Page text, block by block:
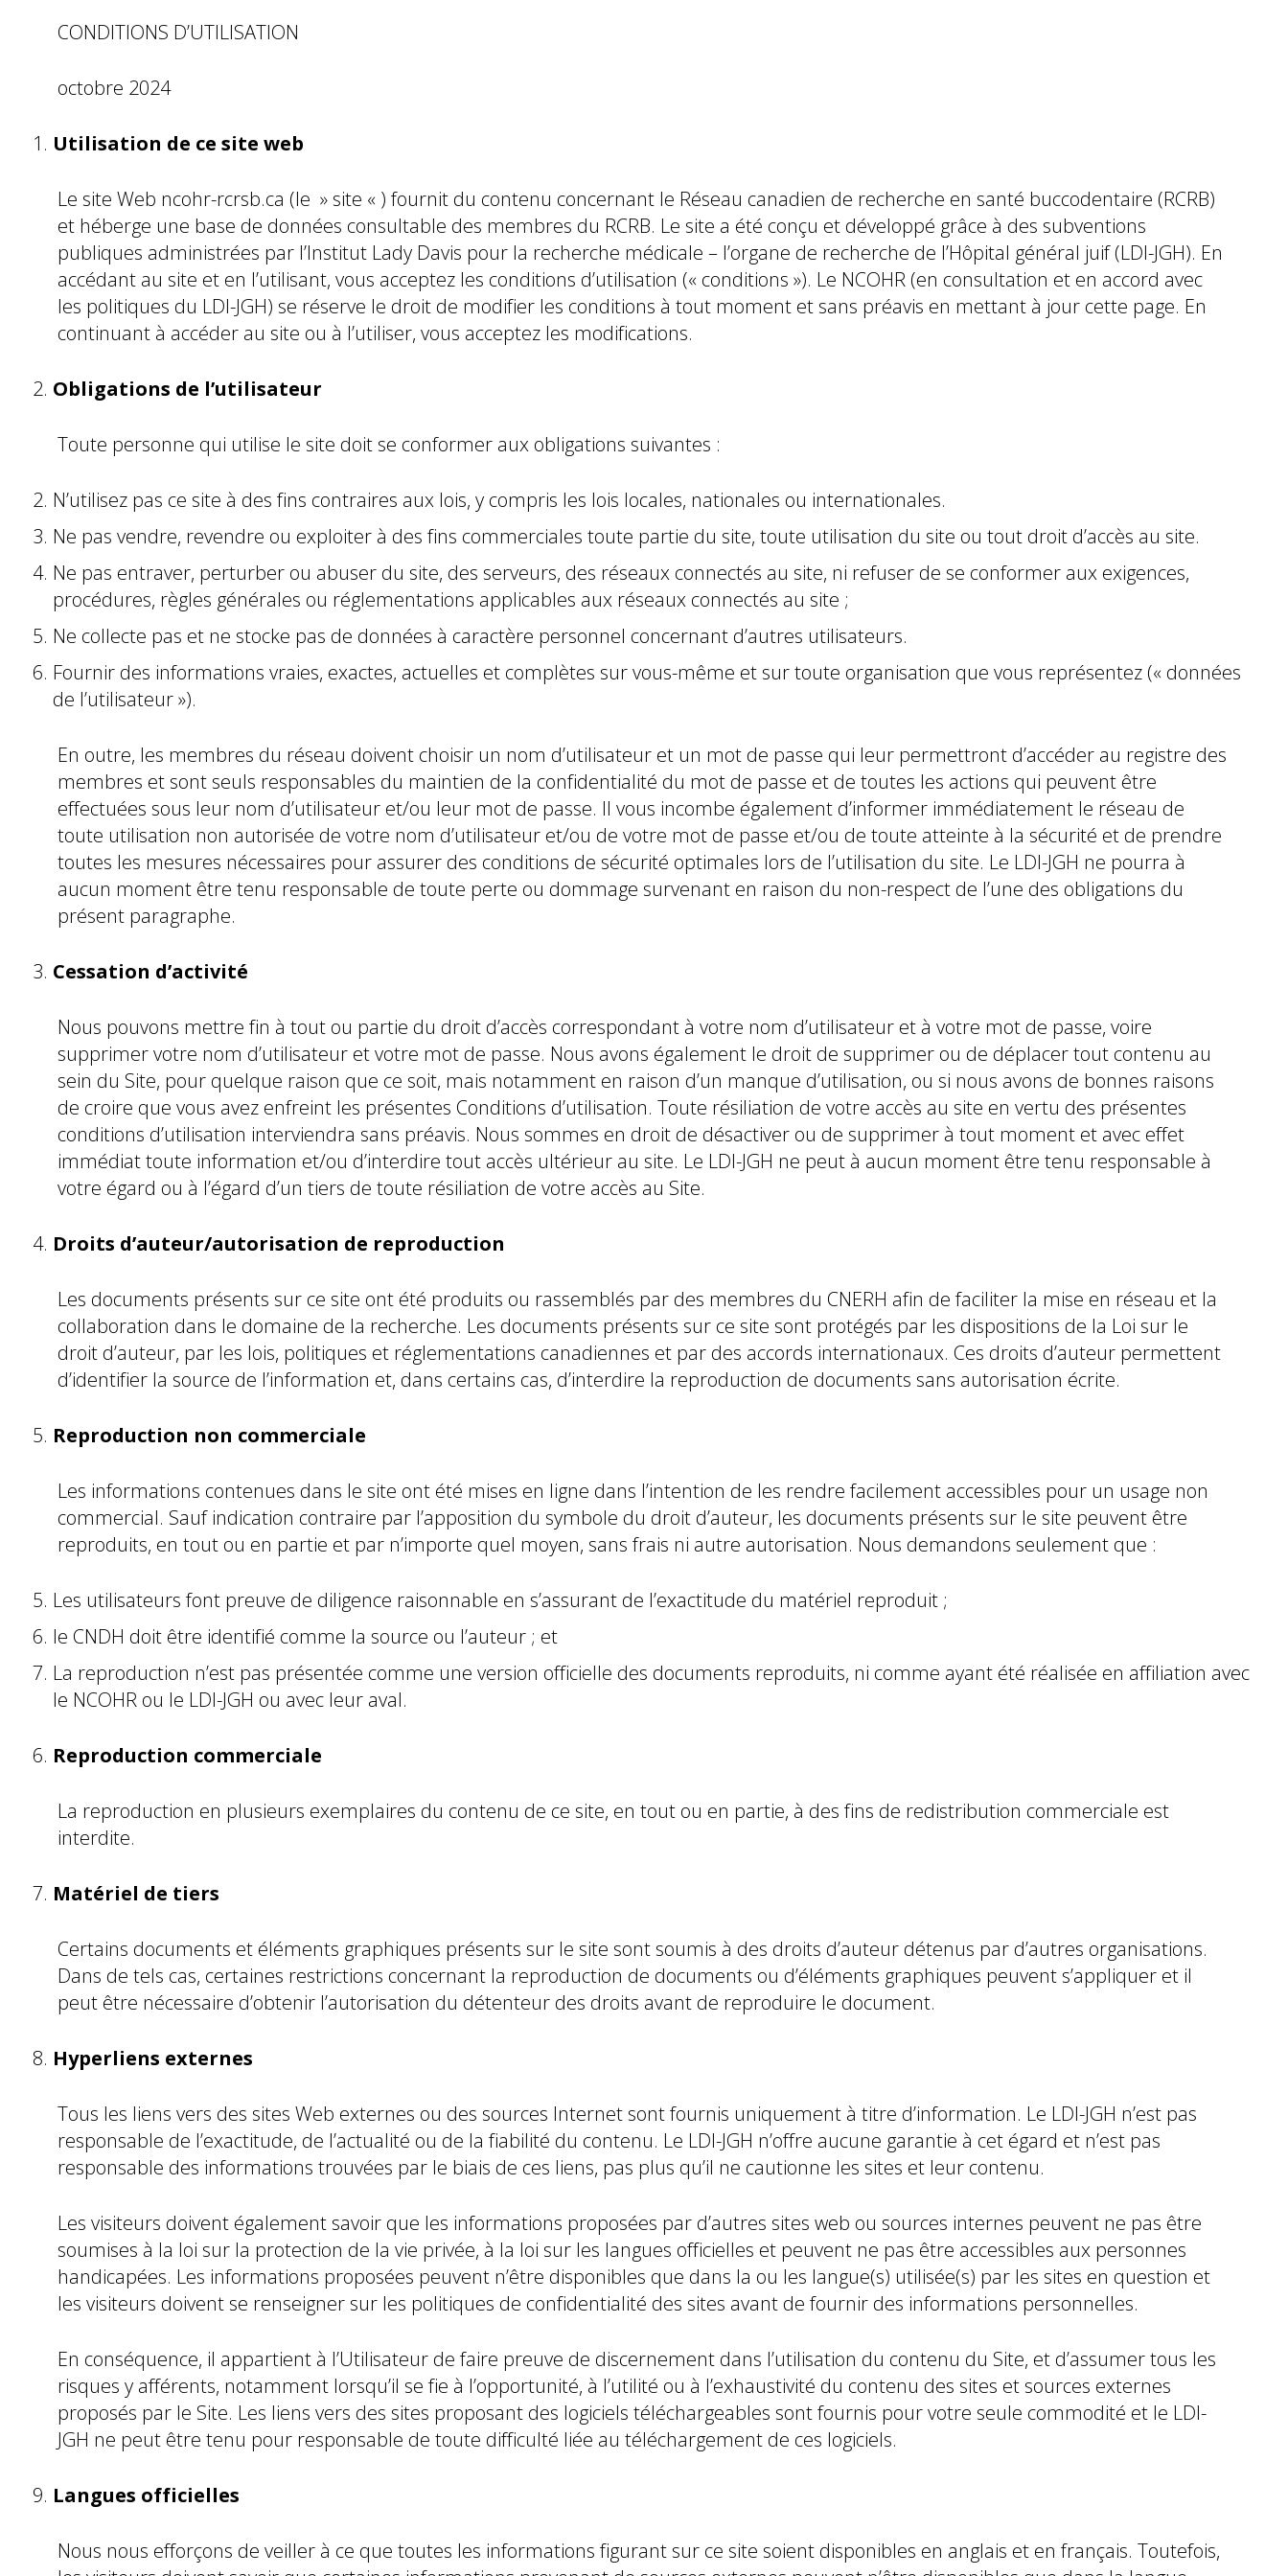
CONDITIONS D’UTILISATION
octobre 2024
Utilisation de ce site web
Le site Web ncohr-rcrsb.ca (le » site « ) fournit du contenu concernant le Réseau canadien de recherche en santé buccodentaire (RCRB)
et héberge une base de données consultable des membres du RCRB. Le site a été conçu et développé grâce à des subventions
publiques administrées par l’Institut Lady Davis pour la recherche médicale – l’organe de recherche de l’Hôpital général juif (LDI-JGH). En
accédant au site et en l’utilisant, vous acceptez les conditions d’utilisation (« conditions »). Le NCOHR (en consultation et en accord avec
les politiques du LDI-JGH) se réserve le droit de modifier les conditions à tout moment et sans préavis en mettant à jour cette page. En
continuant à accéder au site ou à l’utiliser, vous acceptez les modifications.
Obligations de l’utilisateur
Toute personne qui utilise le site doit se conformer aux obligations suivantes :
N’utilisez pas ce site à des fins contraires aux lois, y compris les lois locales, nationales ou internationales.
Ne pas vendre, revendre ou exploiter à des fins commerciales toute partie du site, toute utilisation du site ou tout droit d’accès au site.
Ne pas entraver, perturber ou abuser du site, des serveurs, des réseaux connectés au site, ni refuser de se conformer aux exigences,
procédures, règles générales ou réglementations applicables aux réseaux connectés au site ;
Ne collecte pas et ne stocke pas de données à caractère personnel concernant d’autres utilisateurs.
Fournir des informations vraies, exactes, actuelles et complètes sur vous-même et sur toute organisation que vous représentez (« données
de l’utilisateur »).
En outre, les membres du réseau doivent choisir un nom d’utilisateur et un mot de passe qui leur permettront d’accéder au registre des
membres et sont seuls responsables du maintien de la confidentialité du mot de passe et de toutes les actions qui peuvent être
effectuées sous leur nom d’utilisateur et/ou leur mot de passe. Il vous incombe également d’informer immédiatement le réseau de
toute utilisation non autorisée de votre nom d’utilisateur et/ou de votre mot de passe et/ou de toute atteinte à la sécurité et de prendre
toutes les mesures nécessaires pour assurer des conditions de sécurité optimales lors de l’utilisation du site. Le LDI-JGH ne pourra à
aucun moment être tenu responsable de toute perte ou dommage survenant en raison du non-respect de l’une des obligations du
présent paragraphe.
Cessation d’activité
Nous pouvons mettre fin à tout ou partie du droit d’accès correspondant à votre nom d’utilisateur et à votre mot de passe, voire
supprimer votre nom d’utilisateur et votre mot de passe. Nous avons également le droit de supprimer ou de déplacer tout contenu au
sein du Site, pour quelque raison que ce soit, mais notamment en raison d’un manque d’utilisation, ou si nous avons de bonnes raisons
de croire que vous avez enfreint les présentes Conditions d’utilisation. Toute résiliation de votre accès au site en vertu des présentes
conditions d’utilisation interviendra sans préavis. Nous sommes en droit de désactiver ou de supprimer à tout moment et avec effet
immédiat toute information et/ou d’interdire tout accès ultérieur au site. Le LDI-JGH ne peut à aucun moment être tenu responsable à
votre égard ou à l’égard d’un tiers de toute résiliation de votre accès au Site.
Droits d’auteur/autorisation de reproduction
Les documents présents sur ce site ont été produits ou rassemblés par des membres du CNERH afin de faciliter la mise en réseau et la
collaboration dans le domaine de la recherche. Les documents présents sur ce site sont protégés par les dispositions de la Loi sur le
droit d’auteur, par les lois, politiques et réglementations canadiennes et par des accords internationaux. Ces droits d’auteur permettent
d’identifier la source de l’information et, dans certains cas, d’interdire la reproduction de documents sans autorisation écrite.
Reproduction non commerciale
Les informations contenues dans le site ont été mises en ligne dans l’intention de les rendre facilement accessibles pour un usage non
commercial. Sauf indication contraire par l’apposition du symbole du droit d’auteur, les documents présents sur le site peuvent être
reproduits, en tout ou en partie et par n’importe quel moyen, sans frais ni autre autorisation. Nous demandons seulement que :
Les utilisateurs font preuve de diligence raisonnable en s’assurant de l’exactitude du matériel reproduit ;
le CNDH doit être identifié comme la source ou l’auteur ; et
La reproduction n’est pas présentée comme une version officielle des documents reproduits, ni comme ayant été réalisée en affiliation avec
le NCOHR ou le LDI-JGH ou avec leur aval.
Reproduction commerciale
La reproduction en plusieurs exemplaires du contenu de ce site, en tout ou en partie, à des fins de redistribution commerciale est
interdite.
Matériel de tiers
Certains documents et éléments graphiques présents sur le site sont soumis à des droits d’auteur détenus par d’autres organisations.
Dans de tels cas, certaines restrictions concernant la reproduction de documents ou d’éléments graphiques peuvent s’appliquer et il
peut être nécessaire d’obtenir l’autorisation du détenteur des droits avant de reproduire le document.
Hyperliens externes
Tous les liens vers des sites Web externes ou des sources Internet sont fournis uniquement à titre d’information. Le LDI-JGH n’est pas
responsable de l’exactitude, de l’actualité ou de la fiabilité du contenu. Le LDI-JGH n’offre aucune garantie à cet égard et n’est pas
responsable des informations trouvées par le biais de ces liens, pas plus qu’il ne cautionne les sites et leur contenu.
Les visiteurs doivent également savoir que les informations proposées par d’autres sites web ou sources internes peuvent ne pas être
soumises à la loi sur la protection de la vie privée, à la loi sur les langues officielles et peuvent ne pas être accessibles aux personnes
handicapées. Les informations proposées peuvent n’être disponibles que dans la ou les langue(s) utilisée(s) par les sites en question et
les visiteurs doivent se renseigner sur les politiques de confidentialité des sites avant de fournir des informations personnelles.
En conséquence, il appartient à l’Utilisateur de faire preuve de discernement dans l’utilisation du contenu du Site, et d’assumer tous les
risques y afférents, notamment lorsqu’il se fie à l’opportunité, à l’utilité ou à l’exhaustivité du contenu des sites et sources externes
proposés par le Site. Les liens vers des sites proposant des logiciels téléchargeables sont fournis pour votre seule commodité et le LDI-
JGH ne peut être tenu pour responsable de toute difficulté liée au téléchargement de ces logiciels.
Langues officielles
Nous nous efforçons de veiller à ce que toutes les informations figurant sur ce site soient disponibles en anglais et en français. Toutefois,